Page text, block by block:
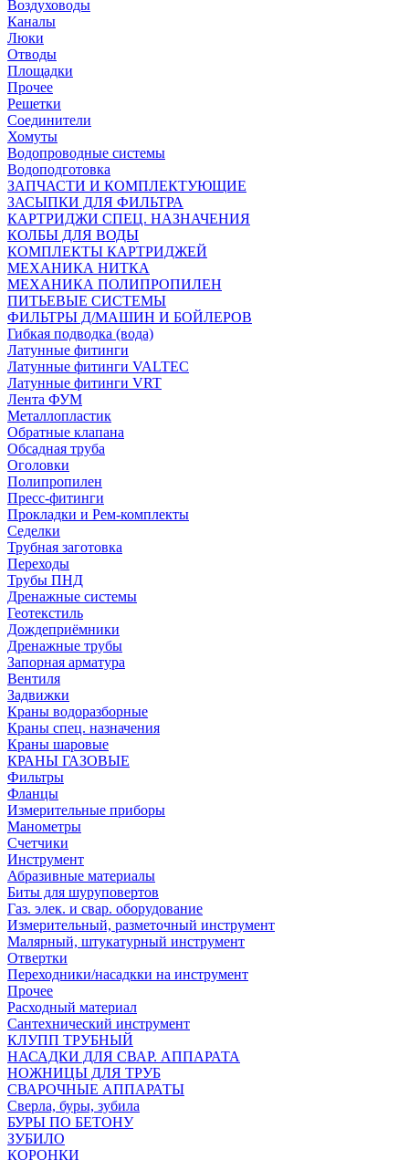
Воздуховоды
Каналы
Люки
Отводы
Площадки
Прочее
Решетки
Соединители
Хомуты
Водопроводные системы
Водоподготовка
ЗАПЧАСТИ И КОМПЛЕКТУЮЩИЕ
ЗАСЫПКИ ДЛЯ ФИЛЬТРА
КАРТРИДЖИ СПЕЦ. НАЗНАЧЕНИЯ
КОЛБЫ ДЛЯ ВОДЫ
КОМПЛЕКТЫ КАРТРИДЖЕЙ
МЕХАНИКА НИТКА
МЕХАНИКА ПОЛИПРОПИЛЕН
ПИТЬЕВЫЕ СИСТЕМЫ
ФИЛЬТРЫ Д/МАШИН И БОЙЛЕРОВ
Гибкая подводка (вода)
Латунные фитинги
Латунные фитинги VALTEC
Латунные фитинги VRT
Лента ФУМ
Металлопластик
Обратные клапана
Обсадная труба
Оголовки
Полипропилен
Пресс-фитинги
Прокладки и Рем-комплекты
Седелки
Трубная заготовка
Переходы
Трубы ПНД
Дренажные системы
Геотекстиль
Дождеприёмники
Дренажные трубы
Запорная арматура
Вентиля
Задвижки
Краны водоразборные
Краны спец. назначения
Краны шаровые
КРАНЫ ГАЗОВЫЕ
Фильтры
Фланцы
Измерительные приборы
Манометры
Счетчики
Инструмент
Абразивные материалы
Биты для шуруповертов
Газ. элек. и свар. оборудование
Измерительный, разметочный инструмент
Малярный, штукатурный инструмент
Отвертки
Переходники/насадкки на инструмент
Прочее
Расходный материал
Сантехнический инструмент
КЛУПП ТРУБНЫЙ
НАСАДКИ ДЛЯ СВАР. АППАРАТА
НОЖНИЦЫ ДЛЯ ТРУБ
СВАРОЧНЫЕ АППАРАТЫ
Сверла, буры, зубила
БУРЫ ПО БЕТОНУ
ЗУБИЛО
КОРОНКИ